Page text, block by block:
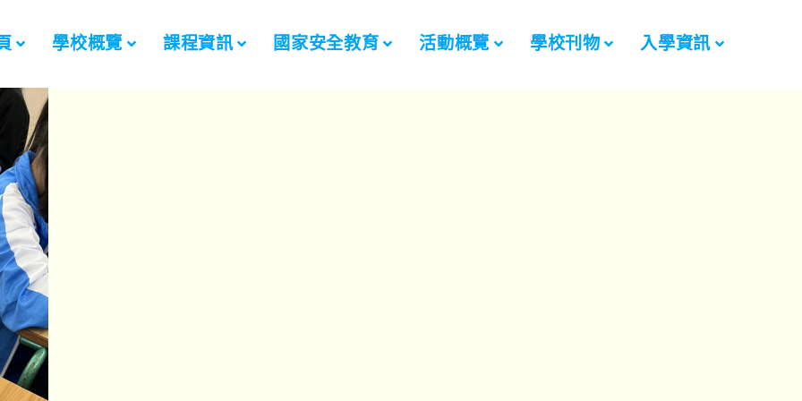
學校概覽 課程資訊 國家安全教育 活動概覽 學校刊物 入學資訊